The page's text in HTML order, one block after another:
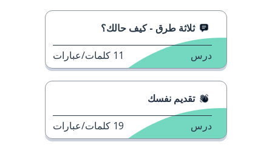
ثلاثة طرق - كيف حالك؟
درس 11 كلمات/عبارات
تقديم نفسك
درس 19 كلمات/عبارات